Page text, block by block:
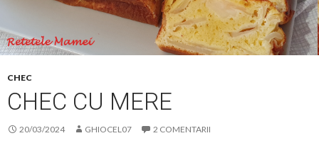
CHEC
CHEC CU MERE
20/03/2024 GHIOCEL07 2 COMENTARII